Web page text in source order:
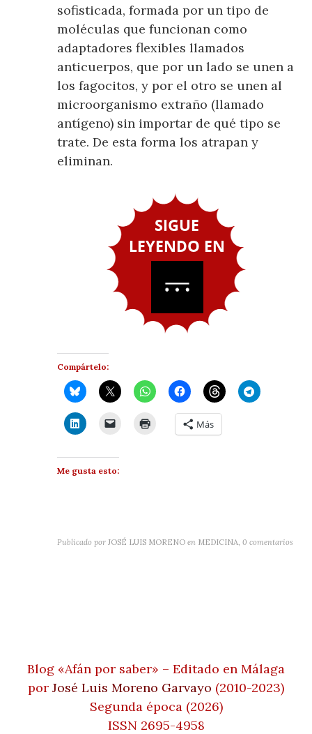
sofisticada, formada por un tipo de
moléculas que funcionan como
adaptadores flexibles llamados
anticuerpos, que por un lado se unen a
los fagocitos, y por el otro se unen al
microorganismo extraño (llamado
antígeno) sin importar de qué tipo se
trate. De esta forma los atrapan y
eliminan.
Compártelo:
Más
Me gusta esto:
Publicado por JOSÉ LUIS MORENO en MEDICINA,0 comentarios
Blog «Afán por saber» – Editado en Málaga
por José Luis Moreno Garvayo (2010-2023)
Segunda época (2026)
ISSN 2695-4958